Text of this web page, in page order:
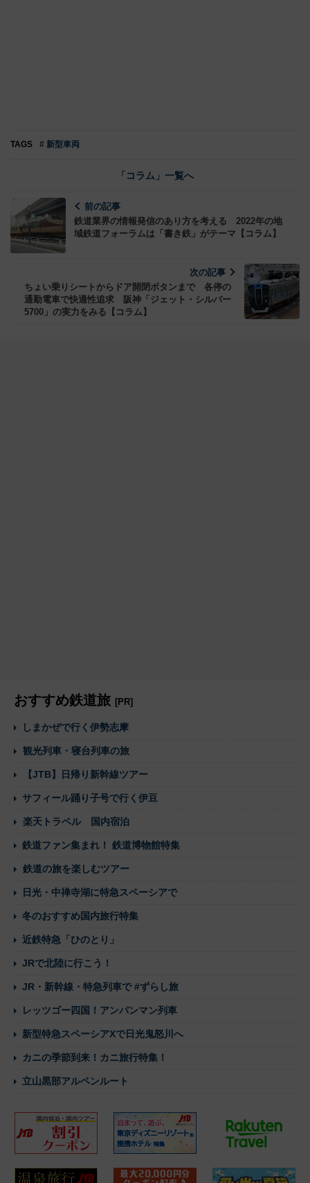
TAGS # 新型車両
「コラム」一覧へ
前の記事
鉄道業界の情報発信のあり方を考える 2022年の地
域鉄道フォーラムは「書き鉄」がテーマ【コラム】
次の記事
ちょい乗りシートからドア開閉ボタンまで 各停の
通勤電車で快適性追求 阪神「ジェット・シルバー
5700」の実力をみる【コラム】
おすすめ鉄道旅 [PR]
しまかぜで行く伊勢志摩
観光列車・寝台列車の旅
【JTB】日帰り新幹線ツアー
サフィール踊り子号で行く伊豆
楽天トラベル 国内宿泊
鉄道ファン集まれ！ 鉄道博物館特集
鉄道の旅を楽しむツアー
日光・中禅寺湖に特急スペーシアで
冬のおすすめ国内旅行特集
近鉄特急「ひのとり」
JRで北陸に行こう！
JR・新幹線・特急列車で #ずらし旅
レッツゴー四国！アンパンマン列車
新型特急スペーシアXで日光鬼怒川へ
カニの季節到来！カニ旅行特集！
立山黒部アルペンルート